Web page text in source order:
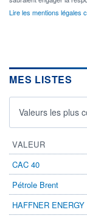
Lire les mentions légales
MES LISTES
Valeurs les plus
VALEUR
CAC 40
Pétrole Brent
HAFFNER ENERGY